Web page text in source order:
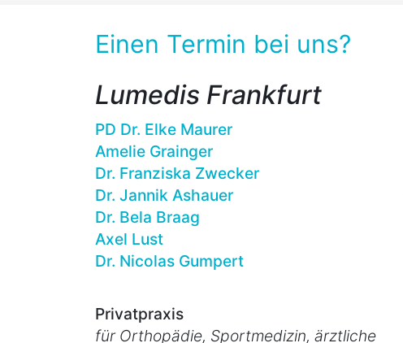
Einen Termin bei uns?
Lumedis Frankfurt
PD Dr. Elke Maurer
Amelie Grainger
Dr. Franziska Zwecker
Dr. Jannik Ashauer
Dr. Bela Braag
Axel Lust
Dr. Nicolas Gumpert
Privatpraxis
für Orthopädie, Sportmedizin, ärztliche